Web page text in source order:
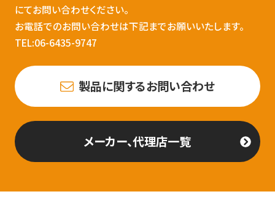
にてお問い合わせください。
お電話でのお問い合わせは下記までお願いいたします。
TEL:06-6435-9747
製品に関するお問い合わせ
メーカー、代理店一覧